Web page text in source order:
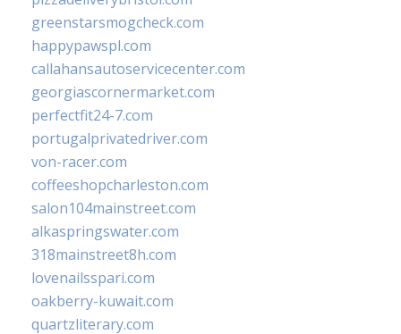
greenstarsmogcheck.com
happypawspl.com
callahansautoservicecenter.com
georgiascornermarket.com
perfectfit24-7.com
portugalprivatedriver.com
von-racer.com
coffeeshopcharleston.com
salon104mainstreet.com
alkaspringswater.com
318mainstreet8h.com
lovenailsspari.com
oakberry-kuwait.com
quartzliterary.com